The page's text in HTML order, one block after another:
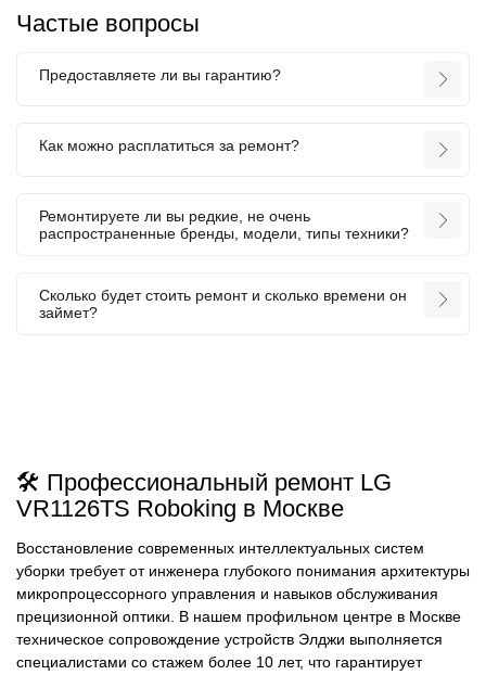
Частые вопросы
Предоставляете ли вы гарантию?
Как можно расплатиться за ремонт?
Ремонтируете ли вы редкие, не очень
распространенные бренды, модели, типы техники?
Сколько будет стоить ремонт и сколько времени он
займет?
🛠️ Профессиональный ремонт LG
VR1126TS Roboking в Москве
Восстановление современных интеллектуальных систем
уборки требует от инженера глубокого понимания архитектуры
микропроцессорного управления и навыков обслуживания
прецизионной оптики. В нашем профильном центре в Москве
техническое сопровождение устройств Элджи выполняется
специалистами со стажем более 10 лет, что гарантирует